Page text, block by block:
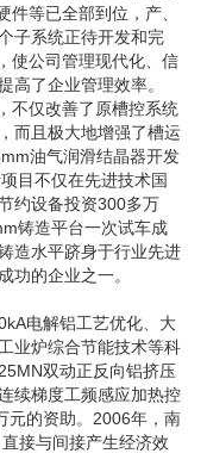
等已全部到位，产、
子系统正待开发和完
使公司管理现代化、信
高了企业管理效率。
不仅改善了原槽控系统
而且极大地增强了槽运
油气润滑结晶器开发
目不仅在先进技术国
约设备投资300多万
铸造平台一次试车成
造水平跻身于行业先进
功的企业之一。
电解铝工艺优化、大
业炉综合节能技术等科
双动正反向铝挤压
续梯度工频感应加热控
元的资助。2006年，南
接与间接产生经济效